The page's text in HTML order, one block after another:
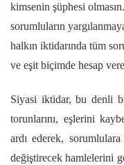
kimsenin şüphesi
sorumluların
halkın iktidarında tüm
ve eşit biçimde hesap
Siyasi iktidar, bu denli
torunlarını, eşlerini
ardı ederek,
değiştirecek hamlelerini